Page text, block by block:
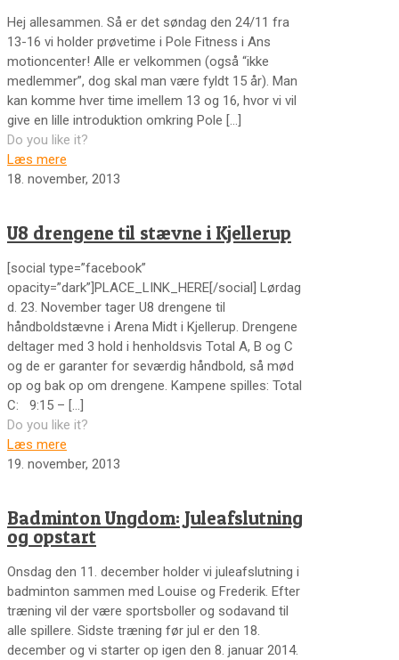
Hej allesammen. Så er det søndag den 24/11 fra
13-16 vi holder prøvetime i Pole Fitness i Ans
motioncenter! Alle er velkommen (også “ikke
medlemmer”, dog skal man være fyldt 15 år). Man
kan komme hver time imellem 13 og 16, hvor vi vil
give en lille introduktion omkring Pole […]
Do you like it?
Læs mere
18. november, 2013
U8 drengene til stævne i Kjellerup
[social type=”facebook”
opacity=”dark”]PLACE_LINK_HERE[/social] Lørdag
d. 23. November tager U8 drengene til
håndboldstævne i Arena Midt i Kjellerup. Drengene
deltager med 3 hold i henholdsvis Total A, B og C
og de er garanter for seværdig håndbold, så mød
op og bak op om drengene. Kampene spilles: Total
C: 9:15 – […]
Do you like it?
Læs mere
19. november, 2013
Badminton Ungdom: Juleafslutning
og opstart
Onsdag den 11. december holder vi juleafslutning i
badminton sammen med Louise og Frederik. Efter
træning vil der være sportsboller og sodavand til
alle spillere. Sidste træning før jul er den 18.
december og vi starter op igen den 8. januar 2014.